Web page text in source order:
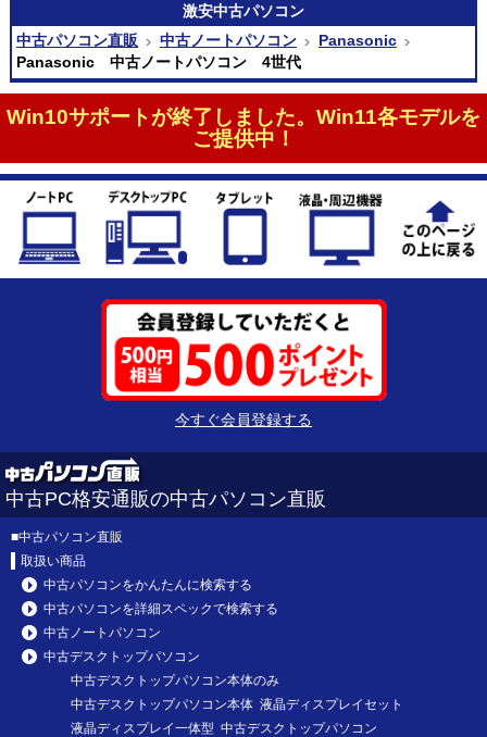
激安中古パソコン
中古パソコン直販
中古ノートパソコン
Panasonic
Panasonic 中古ノートパソコン 4世代
Win10サポートが終了しました。Win11各モデルを
ご提供中！
今すぐ会員登録する
中古PC格安通販の中古パソコン直販
■中古パソコン直販
取扱い商品
中古パソコンをかんたんに検索する
中古パソコンを詳細スペックで検索する
中古ノートパソコン
中古デスクトップパソコン
中古デスクトップパソコン本体のみ
中古デスクトップパソコン本体 液晶ディスプレイセット
液晶ディスプレイ一体型 中古デスクトップパソコン